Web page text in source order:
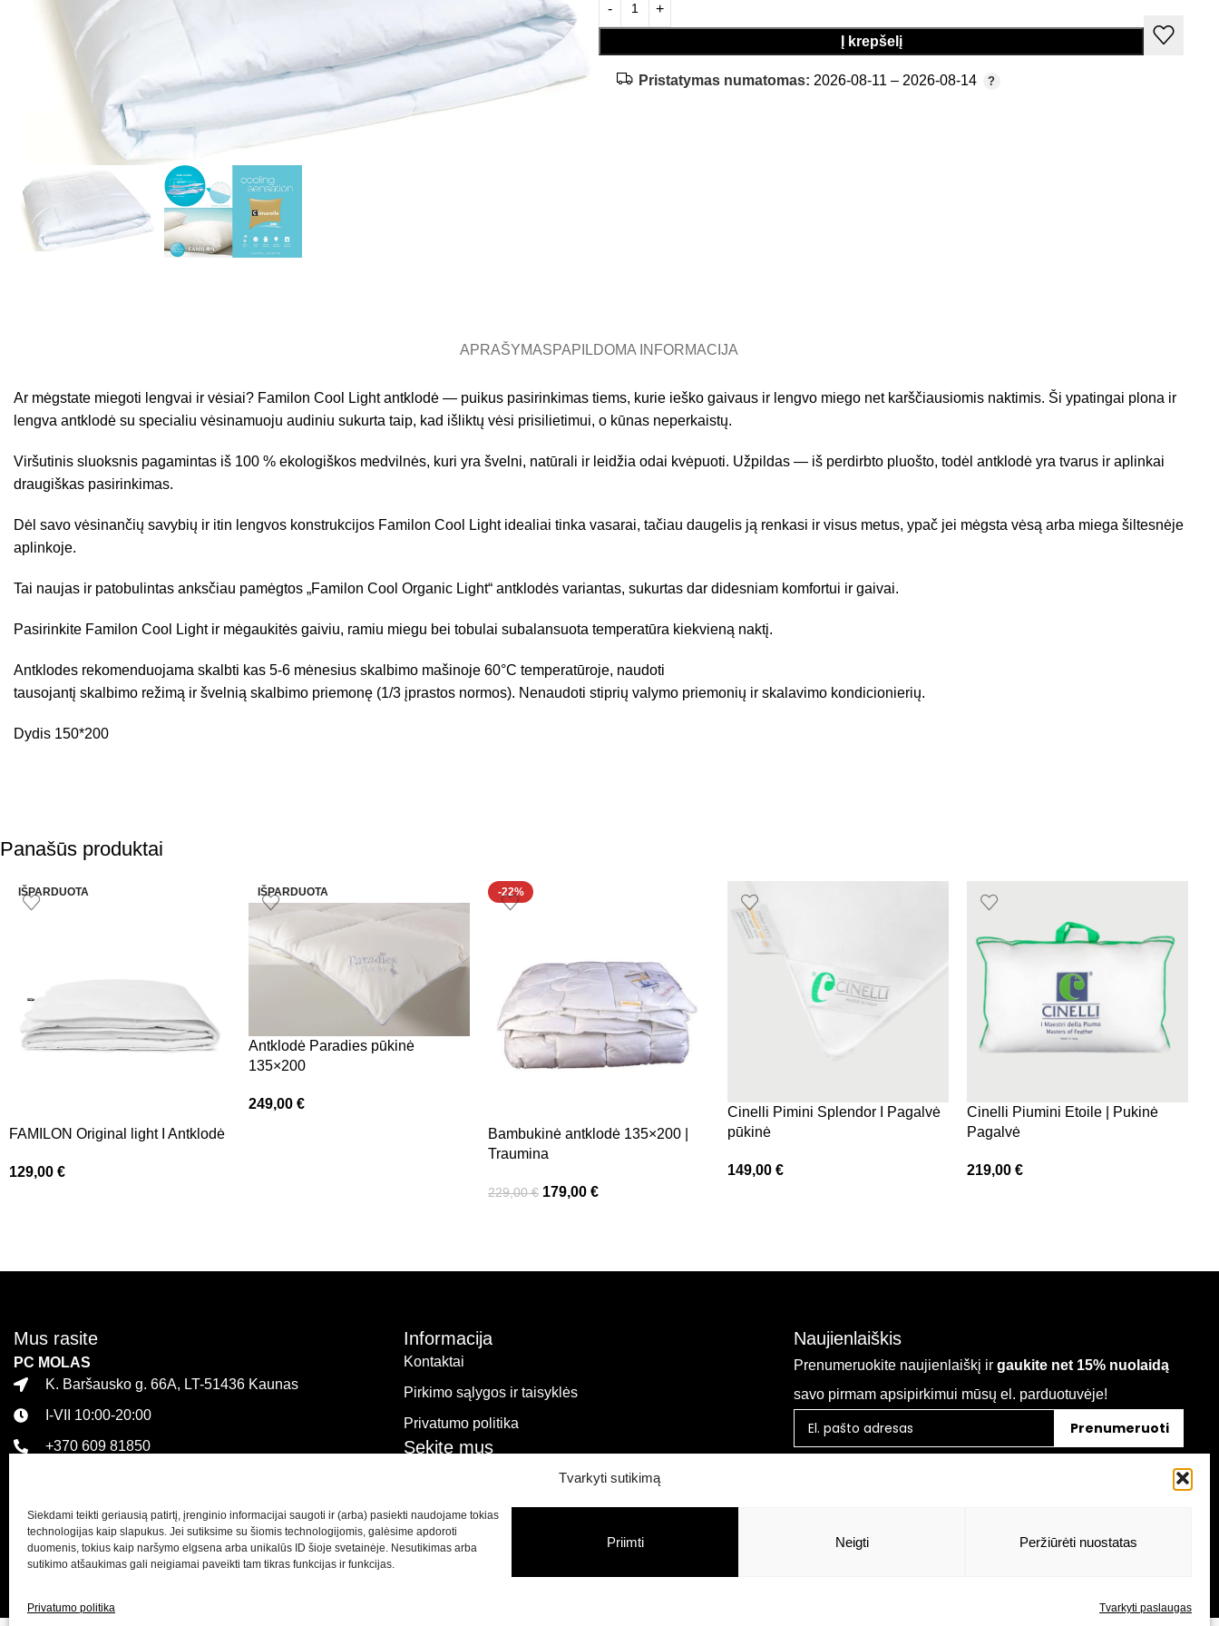
Tvarkyti sutikimą
Siekdami teikti geriausią patirtį, įrenginio informacijai saugoti ir (arba) pasiekti naudojame tokias
technologijas kaip slapukus. Jei sutiksime su šiomis technologijomis, galėsime apdoroti
duomenis, tokius kaip naršymo elgsena arba unikalūs ID šioje svetainėje. Nesutikimas arba
sutikimo atšaukimas gali neigiamai paveikti tam tikras funkcijas ir funkcijas.
Tvarkyti paslaugas
Priimti Neigti Peržiūrėti nuostatas
Privatumo politika
Į krepšelį
Pristatymas numatomas: 2026-08-11 – 2026-08-14
APRAŠYMASPAPILDOMA INFORMACIJA
Ar mėgstate miegoti lengvai ir vėsiai? Familon Cool Light antklodė — puikus pasirinkimas tiems, kurie ieško gaivaus ir lengvo miego net karščiausiomis naktimis. Ši ypatingai plona ir
lengva antklodė su specialiu vėsinamuoju audiniu sukurta taip, kad išliktų vėsi prisilietimui, o kūnas neperkaistų.
Viršutinis sluoksnis pagamintas iš 100 % ekologiškos medvilnės, kuri yra švelni, natūrali ir leidžia odai kvėpuoti. Užpildas — iš perdirbto pluošto, todėl antklodė yra tvarus ir aplinkai
draugiškas pasirinkimas.
Dėl savo vėsinančių savybių ir itin lengvos konstrukcijos Familon Cool Light idealiai tinka vasarai, tačiau daugelis ją renkasi ir visus metus, ypač jei mėgsta vėsą arba miega šiltesnėje
aplinkoje.
Tai naujas ir patobulintas anksčiau pamėgtos „Familon Cool Organic Light“ antklodės variantas, sukurtas dar didesniam komfortui ir gaivai.
Pasirinkite Familon Cool Light ir mėgaukitės gaiviu, ramiu miegu bei tobulai subalansuota temperatūra kiekvieną naktį.
Antklodes rekomenduojama skalbti kas 5-6 mėnesius skalbimo mašinoje 60°C temperatūroje, naudoti
tausojantį skalbimo režimą ir švelnią skalbimo priemonę (1/3 įprastos normos). Nenaudoti stiprių valymo priemonių ir skalavimo kondicionierių.
Dydis 150*200
Panašūs produktai
IŠPARDUOTA
FAMILON Original light I Antklodė
129,00 €
IŠPARDUOTA
Antklodė Paradies pūkinė
135×200
249,00 €
-22%
Bambukinė antklodė 135×200 |
Traumina
229,00€ 179,00 €
Cinelli Pimini Splendor I Pagalvė
pūkinė
149,00 €
Cinelli Piumini Etoile | Pukinė
Pagalvė
219,00 €
Mus rasite
PC MOLAS
K. Baršausko g. 66A, LT-51436 Kaunas
I-VII 10:00-20:00
+370 609 81850
I-VII 10:00-21:00
+370 616 21627
Informacija
Kontaktai
Pirkimo sąlygos ir taisyklės
Privatumo politika
Sekite mus
Naujienlaiškis
Prenumeruokite naujienlaiškį ir gaukite net 15% nuolaidą
savo pirmam apsipirkimui mūsų el. parduotuvėje!
Prenumeruoti